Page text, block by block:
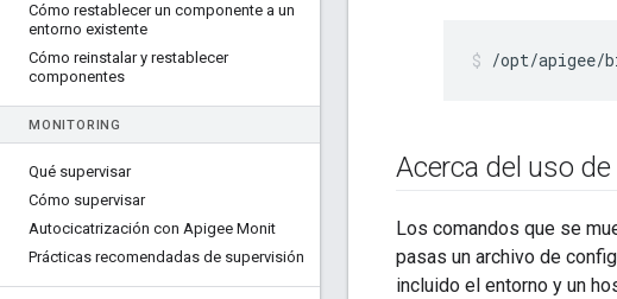
Cómo restablecer un componente a un
entorno existente
Cómo reinstalar y restablecer
componentes
MONITORING
Qué supervisar
Cómo supervisar
Autocicatrización con Apigee Monit
Prácticas recomendadas de supervisión
/opt/apigee/
Acerca del uso
Los comandos que se
pasas un archivo de
incluido el entorno y un